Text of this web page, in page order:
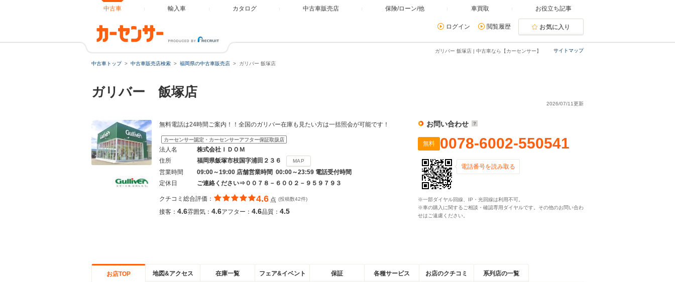
中古車 輸入車 カタログ 中古車販売店 保険/ローン/他 車買取 お役立ち記事
ログイン 閲覧履歴 お気に入り
サイトマップ
ガリバー 飯塚店 | 中古車なら【カーセンサー】
中古車トップ 中古車販売店検索 福岡県の中古車販売店 ガリバー 飯塚店
ガリバー 飯塚店
2026/07/11更新
無料電話は24時間ご案内！！全国のガリバー在庫も見たい方は一括照会が可能です！
カーセンサー認定・カーセンサーアフター保証取扱店
法人名
株式会社ＩＤＯＭ
住所
福岡県飯塚市枝国字浦田２３６ MAP
営業時間
09:00～19:00 店舗営業時間 00:00～23:59 電話受付時間
定休日
ご連絡ください⇒００７８－６００２－９５９７９３
クチコミ総合評価： 4.6 点 (投稿数42件)
接客： 4.6雰囲気： 4.6アフター： 4.6品質： 4.5
お問い合わせ
無料 0078-6002-550541
電話番号を読み取る
※一部ダイヤル回線、IP・光回線は利用不可。
※車の購入に関するご相談・確認専用ダイヤルです。その他のお問い合わ
せはご遠慮ください。
お店TOP 地図&アクセス 在庫一覧 フェア&イベント 保証 各種サービス お店のクチコミ 系列店の一覧